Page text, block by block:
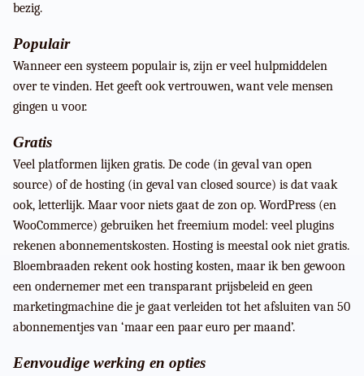
bezig.
Populair
Wanneer een systeem populair is, zijn er veel hulpmiddelen
over te vinden. Het geeft ook vertrouwen, want vele mensen
gingen u voor.
Gratis
Veel platformen lijken gratis. De code (in geval van open
source) of de hosting (in geval van closed source) is dat vaak
ook, letterlijk. Maar voor niets gaat de zon op. WordPress (en
WooCommerce) gebruiken het freemium model: veel plugins
rekenen abonnementskosten. Hosting is meestal ook niet gratis.
Bloembraaden rekent ook hosting kosten, maar ik ben gewoon
een ondernemer met een transparant prijsbeleid en geen
marketingmachine die je gaat verleiden tot het afsluiten van 50
abonnementjes van ‘maar een paar euro per maand’.
Eenvoudige werking en opties